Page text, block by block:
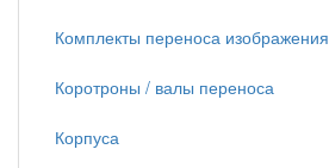
Комплекты переноса изображения
Коротроны / валы переноса
Корпуса